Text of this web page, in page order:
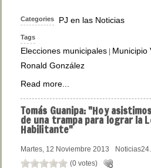
Categories PJ en las Noticias
Tags
Elecciones municipales Municipio
Ronald González
Read more...
Tomás Guanipa: "Hoy
de una trampa para lograr la
Habilitante"
Martes, 12 Noviembre 2013
(0 votes)